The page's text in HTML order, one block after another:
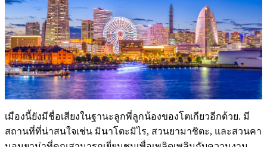
เมืองนี้ยังมีชื่อเสียงในฐานะลูกพี่ลูกน้องของโตเกียวอีกด้วย. มี
สถานที่ที่น่าสนใจเช่น มินาโตะมิไร, สวนยามาชิตะ, และสวนคา